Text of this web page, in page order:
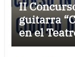
II
guitarra
en el